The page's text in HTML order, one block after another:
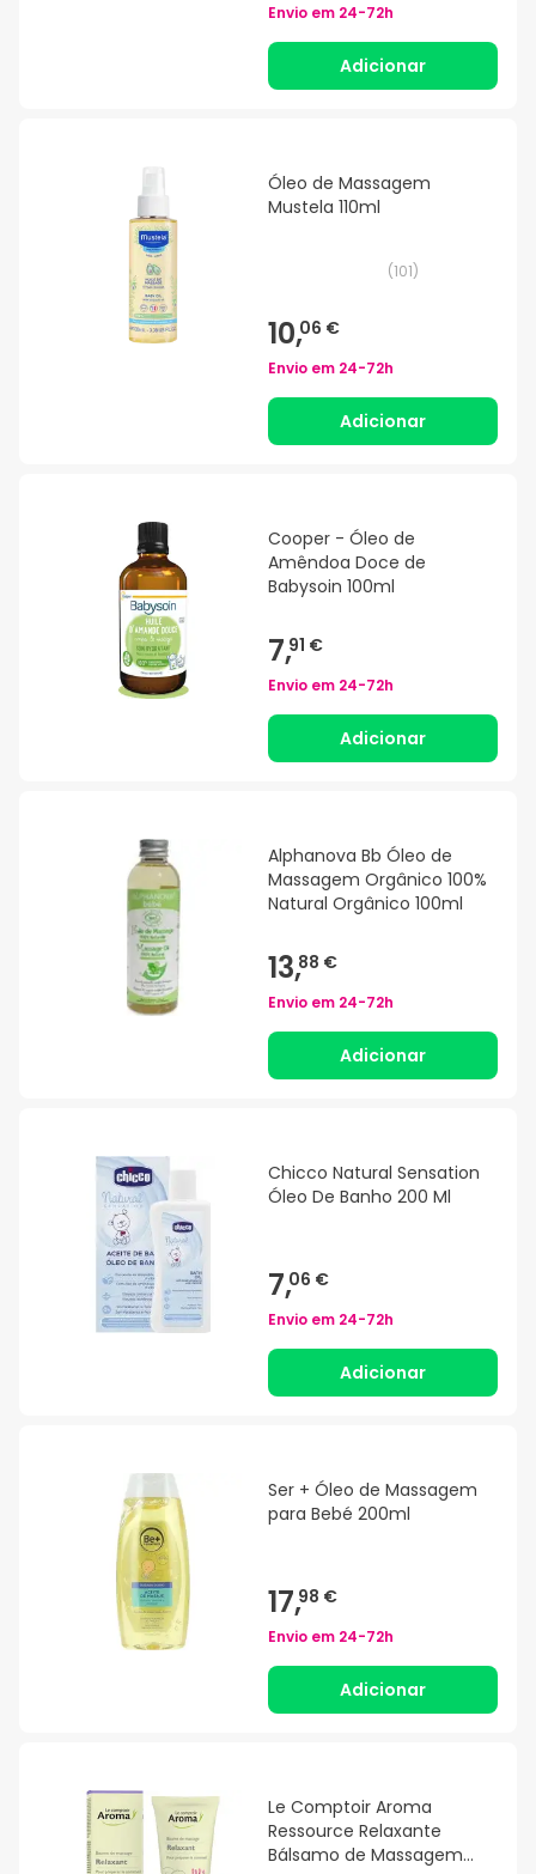
Envio em 24-72h
Adicionar
Óleo de Massagem
Mustela 110ml
(101)
10,06 €
Envio em 24-72h
Adicionar
Cooper - Óleo de
Amêndoa Doce de
Babysoin 100ml
7,91 €
Envio em 24-72h
Adicionar
Alphanova Bb Óleo de
Massagem Orgânico 100%
Natural Orgânico 100ml
13,88 €
Envio em 24-72h
Adicionar
Chicco Natural Sensation
Óleo De Banho 200 Ml
7,06 €
Envio em 24-72h
Adicionar
Ser + Óleo de Massagem
para Bebé 200ml
17,98 €
Envio em 24-72h
Adicionar
Le Comptoir Aroma
Ressource Relaxante
Bálsamo de Massagem